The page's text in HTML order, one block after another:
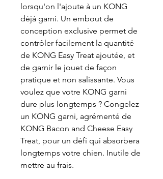
lorsqu'on l'ajoute à un KONG
déjà garni. Un embout de
conception exclusive permet de
contrôler facilement la quantité
de KONG Easy Treat ajoutée, et
de garnir le jouet de façon
pratique et non salissante. Vous
voulez que votre KONG garni
dure plus longtemps ? Congelez
un KONG garni, agrémenté de
KONG Bacon and Cheese Easy
Treat, pour un défi qui absorbera
longtemps votre chien. Inutile de
mettre au frais.